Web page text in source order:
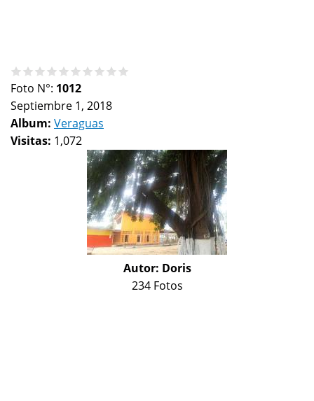
Foto N°: 1012
Septiembre 1, 2018
Album: Veraguas
Visitas: 1,072
Autor: Doris
234 Fotos